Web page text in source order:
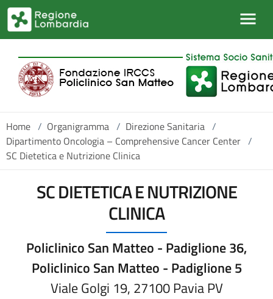
Salta al contenuto principale
Home / Organigramma / Direzione Sanitaria /
Dipartimento Oncologia – Comprehensive Cancer Center /
SC Dietetica e Nutrizione Clinica
SC DIETETICA E NUTRIZIONE
CLINICA
Policlinico San Matteo - Padiglione 36,
Policlinico San Matteo - Padiglione 5
Viale Golgi 19, 27100 Pavia PV